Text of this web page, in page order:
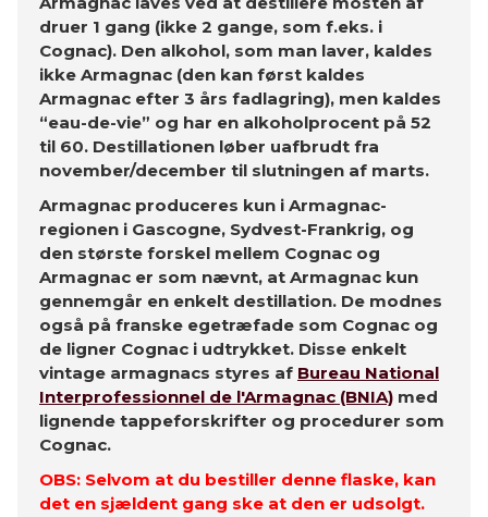
druer 1 gang (ikke 2 gange, som f.eks. i
Cognac). Den alkohol, som man laver, kaldes
ikke Armagnac (den kan først kaldes
Armagnac efter 3 års fadlagring), men kaldes
“eau-de-vie” og har en alkoholprocent på 52
til 60. Destillationen løber uafbrudt fra
november/december til slutningen af marts.
Armagnac produceres kun i Armagnac-
regionen i Gascogne, Sydvest-Frankrig, og
den største forskel mellem Cognac og
Armagnac er som nævnt, at Armagnac kun
gennemgår en enkelt destillation. De modnes
også på franske egetræfade som Cognac og
de ligner Cognac i udtrykket. Disse enkelt
vintage armagnacs styres af Bureau National
Interprofessionnel de l'Armagnac (BNIA) med
lignende tappeforskrifter og procedurer som
Cognac.
OBS: Selvom at du bestiller denne flaske, kan
det en sjældent gang ske at den er udsolgt.